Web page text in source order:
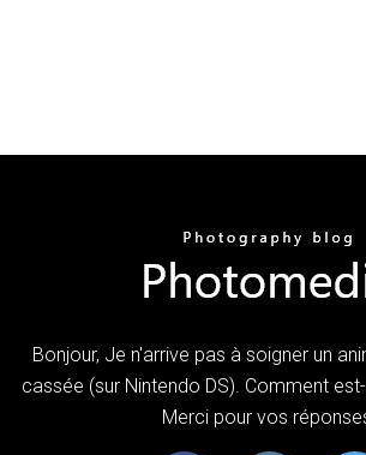
Bonjour, Je n'arrive pas à soigner un
cassée (sur Nintendo DS). Comment
Merci pour vos